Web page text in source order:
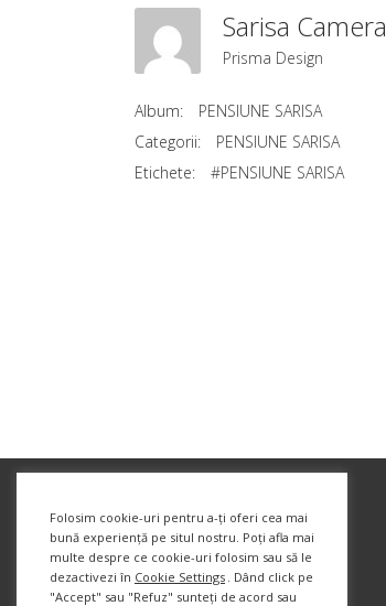
Sarisa
Prisma Design
Album:
PENSIUNE SARISA
Categorii:
PENSIUNE SARISA
Etichete:
#PENSIUNE SARISA
Folosim cookie-uri pentru a-ți oferi cea mai
bună experiență pe situl nostru. Poți afla mai
multe despre ce cookie-uri folosim sau să le
dezactivezi în Cookie Settings . Dând click pe
"Accept" sau "Refuz" sunteți de acord sau